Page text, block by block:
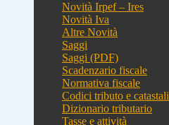
Novità Irpef – Ires
Novità Iva
Altre Novità
Saggi
Saggi (PDF)
Scadenzario fiscale
Normativa fiscale
Codici tributo e catastali
Dizionario tributario
Tasse e attività